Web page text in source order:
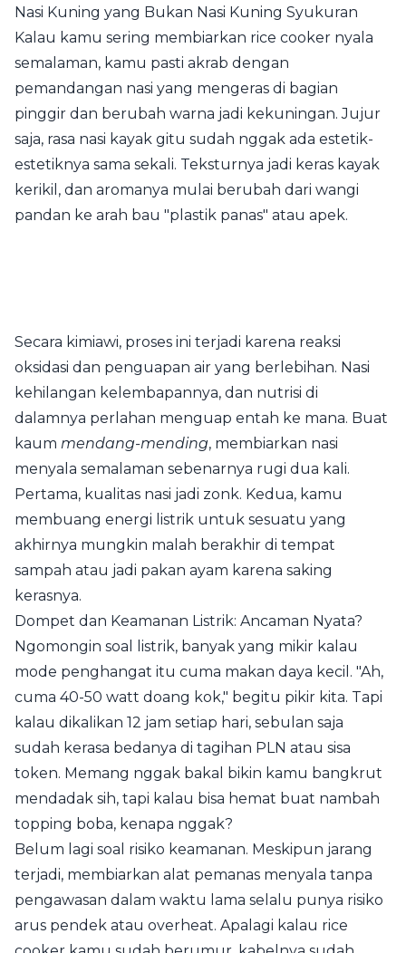
Nasi Kuning yang Bukan Nasi Kuning Syukuran
Kalau kamu sering membiarkan rice cooker nyala
semalaman, kamu pasti akrab dengan
pemandangan nasi yang mengeras di bagian
pinggir dan berubah warna jadi kekuningan. Jujur
saja, rasa nasi kayak gitu sudah nggak ada estetik-
estetiknya sama sekali. Teksturnya jadi keras kayak
kerikil, dan aromanya mulai berubah dari wangi
pandan ke arah bau "plastik panas" atau apek.
Secara kimiawi, proses ini terjadi karena reaksi
oksidasi dan penguapan air yang berlebihan. Nasi
kehilangan kelembapannya, dan nutrisi di
dalamnya perlahan menguap entah ke mana. Buat
kaum mendang-mending, membiarkan nasi
menyala semalaman sebenarnya rugi dua kali.
Pertama, kualitas nasi jadi zonk. Kedua, kamu
membuang energi listrik untuk sesuatu yang
akhirnya mungkin malah berakhir di tempat
sampah atau jadi pakan ayam karena saking
kerasnya.
Dompet dan Keamanan Listrik: Ancaman Nyata?
Ngomongin soal listrik, banyak yang mikir kalau
mode penghangat itu cuma makan daya kecil. "Ah,
cuma 40-50 watt doang kok," begitu pikir kita. Tapi
kalau dikalikan 12 jam setiap hari, sebulan saja
sudah kerasa bedanya di tagihan PLN atau sisa
token. Memang nggak bakal bikin kamu bangkrut
mendadak sih, tapi kalau bisa hemat buat nambah
topping boba, kenapa nggak?
Belum lagi soal risiko keamanan. Meskipun jarang
terjadi, membiarkan alat pemanas menyala tanpa
pengawasan dalam waktu lama selalu punya risiko
arus pendek atau overheat. Apalagi kalau rice